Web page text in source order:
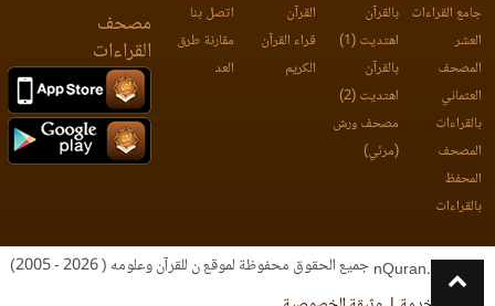
جامع القراءات
العشر
المصحف
العثماني
بالقراءات
المصحف
المحفظ
بالقراءات
بالقرآن
اهتديت (1)
بالقرآن
اهتديت (2)
مصحف ورش
(مرئي)
القرآن
قراء القرآن
الكريم
اتصل بنا
مقارنة طرق
العد
مصحف
القراءات
جميع الحقوق محفوظة لموقع ن للقرآن وعلومه ( 2026 - 2005)